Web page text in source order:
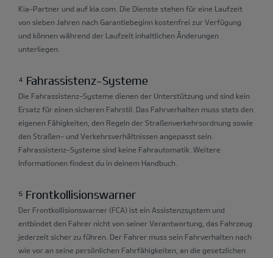
Kia-Partner und auf kia.com. Die Dienste stehen für eine Laufzeit
von sieben Jahren nach Garantiebeginn kostenfrei zur Verfügung
und können während der Laufzeit inhaltlichen Änderungen
unterliegen.
⁴ Fahrassistenz-Systeme
Die Fahrassistenz-Systeme dienen der Unterstützung und sind kein
Ersatz für einen sicheren Fahrstil. Das Fahrverhalten muss stets den
eigenen Fähigkeiten, den Regeln der Straßenverkehrsordnung sowie
den Straßen- und Verkehrsverhältnissen angepasst sein.
Fahrassistenz-Systeme sind keine Fahrautomatik. Weitere
Informationen findest du in deinem Handbuch.
⁵ Frontkollisionswarner
Der Frontkollisionswarner (FCA) ist ein Assistenzsystem und
entbindet den Fahrer nicht von seiner Verantwortung, das Fahrzeug
jederzeit sicher zu führen. Der Fahrer muss sein Fahrverhalten nach
wie vor an seine persönlichen Fahrfähigkeiten, an die gesetzlichen